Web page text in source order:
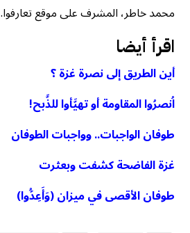
محمد خاطر، المشرف على موقع تعارفوا.
اقرأ أيضا
أين الطريق إلى نصرة غزة ؟
اُنصرُوا المقاومة أو تهيَّأوا للذَّبح!
طوفان الواجبات.. وواجبات الطوفان
غزة الفاضحة كشفت وبعثرت
طوفان الأقصى في ميزان (وَأَعِدُّوا)